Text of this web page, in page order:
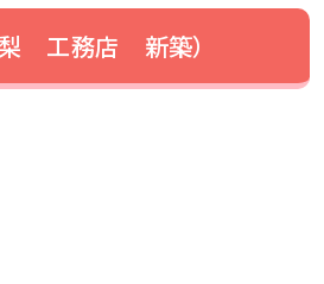
工務店 新築）